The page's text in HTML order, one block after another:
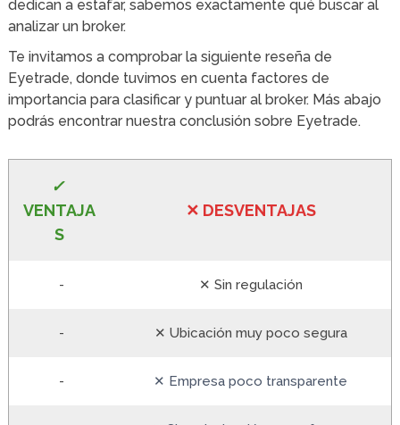
dedican a estafar, sabemos exactamente qué buscar al
analizar un broker.
Te invitamos a comprobar la siguiente reseña de
Eyetrade, donde tuvimos en cuenta factores de
importancia para clasificar y puntuar al broker. Más abajo
podrás encontrar nuestra conclusión sobre Eyetrade.
✓
VENTAJA
S
✕ DESVENTAJAS
- ✕ Sin regulación
- ✕ Ubicación muy poco segura
- ✕ Empresa poco transparente